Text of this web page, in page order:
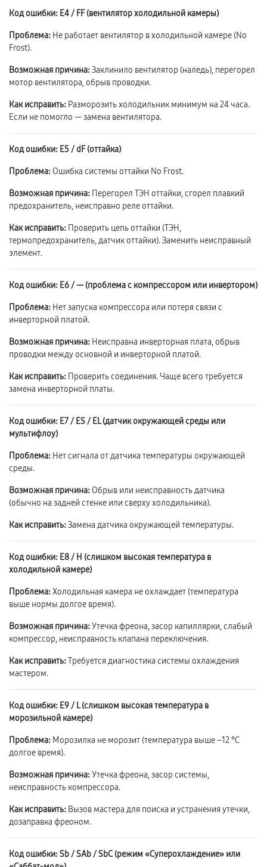
Код ошибки: E4 / FF (вентилятор холодильной камеры)
Проблема: Не работает вентилятор в холодильной камере (No
Frost).
Возможная причина:Заклинило вентилятор (наледь), перегорел
мотор вентилятора, обрыв проводки.
Как исправить: Разморозить холодильник минимум на 24 часа.
Если не помогло — замена вентилятора.
Код ошибки: E5 / dF (оттайка)
Проблема:Ошибка системы оттайки No Frost.
Возможная причина: Перегорел ТЭН оттайки, сгорел плавкий
предохранитель, неисправно реле оттайки.
Как исправить: Проверить цепь оттайки (ТЭН,
термопредохранитель, датчик оттайки). Заменить неисправный
элемент.
Код ошибки: E6 / — (проблема с компрессором или инвертором)
Проблема: Нет запуска компрессора или потеря связи с
инверторной платой.
Возможная причина: Неисправна инверторная плата, обрыв
проводки между основной и инверторной платой.
Как исправить: Проверить соединения. Чаще всего требуется
замена инверторной платы.
Код ошибки: E7 / ES / EL (датчик окружающей среды или
мультифлоу)
Проблема: Нет сигнала от датчика температуры окружающей
среды.
Возможная причина:Обрыв или неисправность датчика
(обычно на задней стенке или сверху холодильника).
Как исправить:Замена датчика окружающей температуры.
Код ошибки: E8 / H (слишком высокая температура в
холодильной камере)
Проблема:Холодильная камера не охлаждает (температура
выше нормы долгое время).
Возможная причина:Утечка фреона, засор капиллярки, слабый
компрессор, неисправность клапана переключения.
Как исправить:Требуется диагностика системы охлаждения
мастером.
Код ошибки: E9 / L (слишком высокая температура в
морозильной камере)
Проблема: Морозилка не морозит (температура выше –12 °C
долгое время).
Возможная причина:Утечка фреона, засор системы,
неисправность компрессора.
Как исправить: Вызов мастера для поиска и устранения утечки,
дозаправка фреоном.
Код ошибки: Sb / SAb / SbC (режим «Суперохлаждение» или